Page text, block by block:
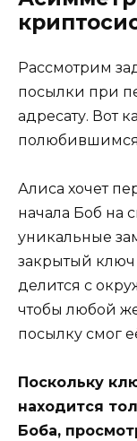
Рассмотрим
посылки при
адресату. Вот
Алиса хочет
начала Боб на
уникальные
закрытый ключ
делится с
чтобы любой
посылку смог
Поскольку
находится
Боба,